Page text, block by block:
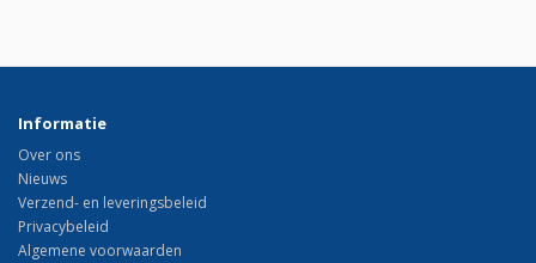
Informatie
Over ons
Nieuws
Verzend- en leveringsbeleid
Privacybeleid
Algemene voorwaarden